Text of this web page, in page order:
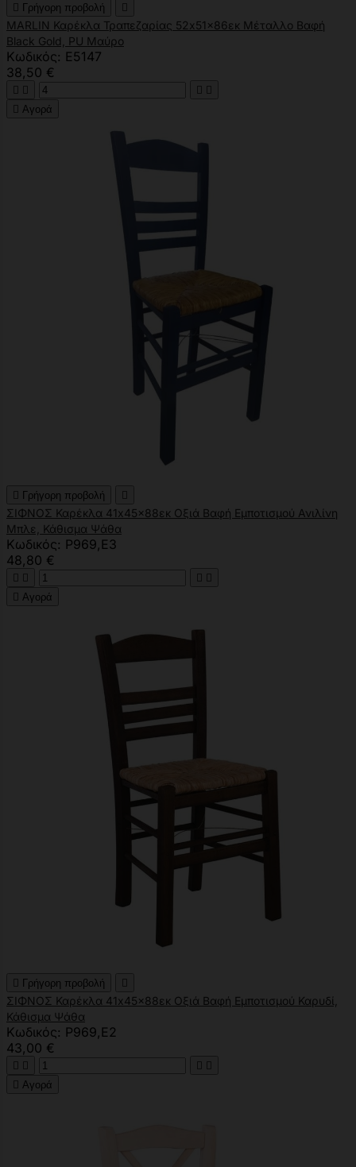
 Γρήγορη προβολή 
MARLIN Καρέκλα Τραπεζαρίας 52x51x86εκ Μέταλλο Βαφή
Black Gold, PU Μαύρο
Κωδικός: Ε5147
38,50 €
   
 Αγορά
 Γρήγορη προβολή 
ΣΙΦΝΟΣ Καρέκλα 41x45x88εκ Οξιά Βαφή Εμποτισμού Ανιλίνη
Μπλε, Κάθισμα Ψάθα
Κωδικός: Ρ969,Ε3
48,80 €
   
 Αγορά
 Γρήγορη προβολή 
ΣΙΦΝΟΣ Καρέκλα 41x45x88εκ Οξιά Βαφή Εμποτισμού Καρυδί,
Κάθισμα Ψάθα
Κωδικός: Ρ969,Ε2
43,00 €
   
 Αγορά